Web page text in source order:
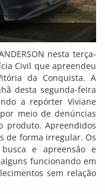
nesta terça-
Civil que apreendeu
da Conquista. A
desta segunda-feira
a repórter Viviane
meio de denúncias
produto. Apreendidos
de forma irregular. Os
e apreensão e
funcionando em
sem relação